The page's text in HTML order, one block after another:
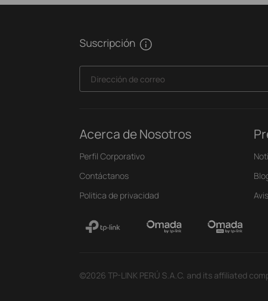
Suscripción
Dirección de correo
Acerca de Nosotros
Perfil Corporativo
Contáctanos
Politica de privacidad
©2026 TP-LINK PERÚ S.A.C. and its affiliated